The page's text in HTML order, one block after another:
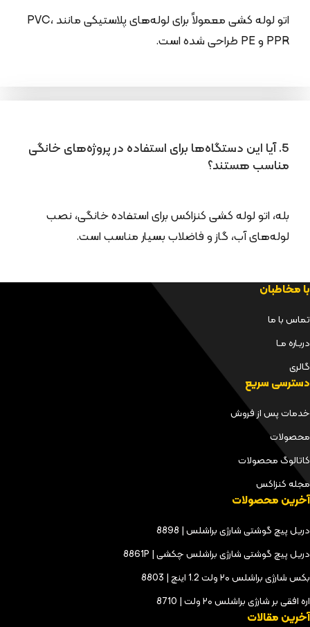
اتو لوله کشی معمولاً برای لوله‌های پلاستیکی مانند PVC،
PPR و PE طراحی شده است.
5. آیا این دستگاه‌ها برای استفاده در پروژه‌های خانگی
مناسب هستند؟
بله، اتو لوله کشی کنزاکس برای استفاده خانگی، نصب
لوله‌های آب، گاز و فاضلاب بسیار مناسب است.
با مخاطبان
تماس با ما
دربـاره مـا
گالری
دسترسی سریع
خدمات پس از فروش
محصولات
کاتالوگ محصولات
مجله کنزاکس
آخرین محصولات
دریل پیچ گوشتی شارژی براشلس | 8898
دریل پیچ گوشتی شارژی براشلس چکشی | 8861P
بکس شارژی براشلس ۲۰ ولت 1.2 اینچ | 8803
اره افقی بر شارژی براشلس ۲۰ ولت | 8710
آخرین مقالات